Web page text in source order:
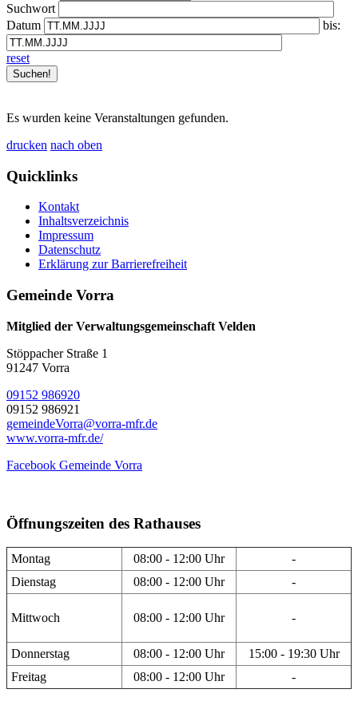
Suchwort
Datum
bis:
reset
Es wurden keine Veranstaltungen gefunden.
drucken nach oben
Quicklinks
Kontakt
Inhaltsverzeichnis
Impressum
Datenschutz
Erklärung zur Barrierefreiheit
Gemeinde Vorra
Mitglied der Verwaltungsgemeinschaft Velden
Stöppacher Straße 1
91247 Vorra
09152 986920
09152 986921
gemeindeVorra@vorra-mfr.de
www.vorra-mfr.de/
Facebook Gemeinde Vorra
Öffnungszeiten des Rathauses
Montag 08:00 - 12:00 Uhr
-
Dienstag
08:00 - 12:00 Uhr -
Mittwoch 08:00 - 12:00 Uhr -
Donnerstag 08:00 - 12:00 Uhr
15:00 - 19:30 Uhr
Freitag
08:00 - 12:00 Uhr -